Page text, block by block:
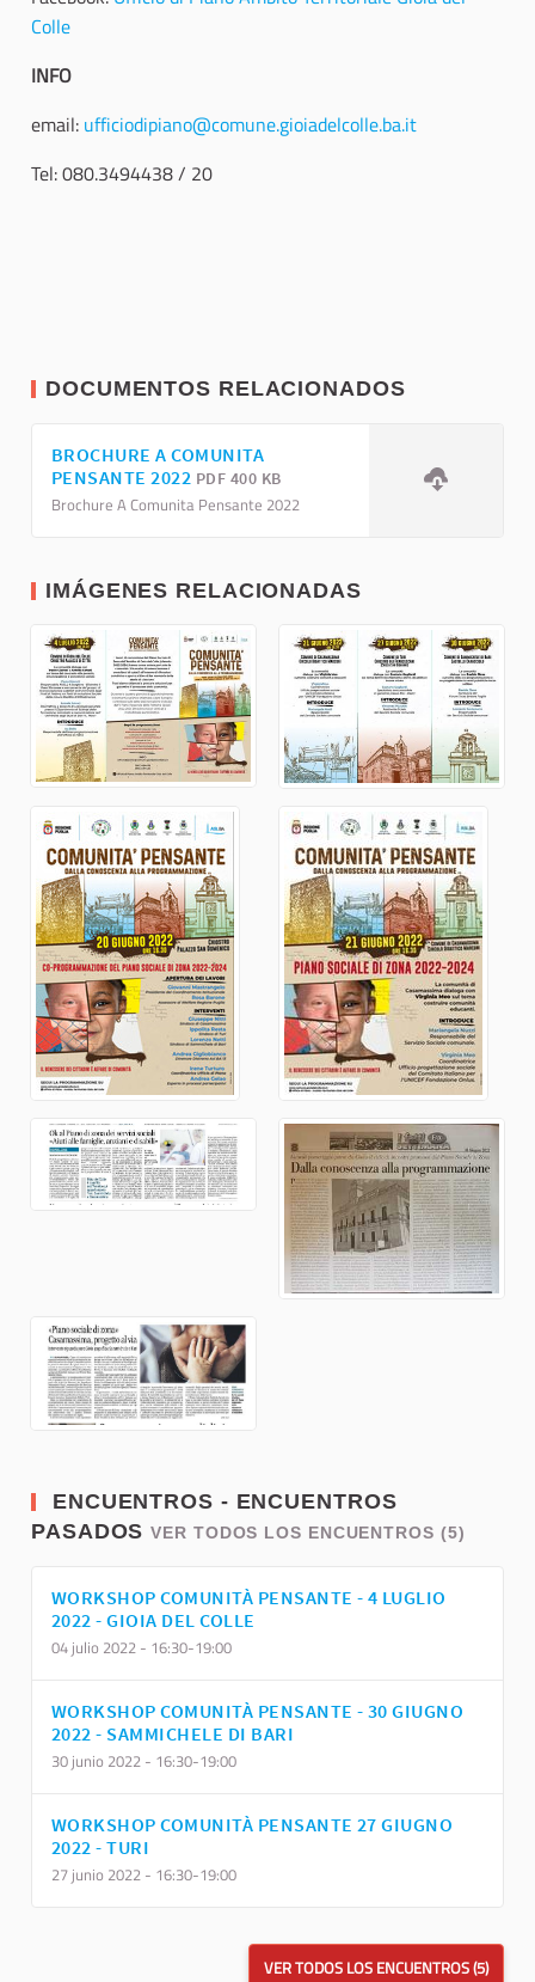
Colle
INFO
email: ufficiodipiano@comune.gioiadelcolle.ba.it
Tel: 080.3494438 / 20
DOCUMENTOS RELACIONADOS
BROCHURE A COMUNITA
PENSANTE 2022 PDF 400 KB
Brochure A Comunita Pensante 2022
IMÁGENES RELACIONADAS
ENCUENTROS - ENCUENTROS
PASADOSVER TODOS LOS ENCUENTROS (5)
WORKSHOP COMUNITÀ PENSANTE - 4 LUGLIO
2022 - GIOIA DEL COLLE
04 julio 2022 - 16:30-19:00
WORKSHOP COMUNITÀ PENSANTE - 30 GIUGNO
2022 - SAMMICHELE DI BARI
30 junio 2022 - 16:30-19:00
WORKSHOP COMUNITÀ PENSANTE 27 GIUGNO
2022 - TURI
27 junio 2022 - 16:30-19:00
VER TODOS LOS ENCUENTROS (5)